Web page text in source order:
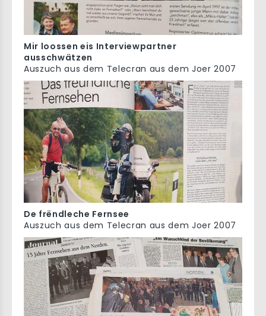
Mir loossen eis Interviewpartner
ausschwätzen
Auszuch aus dem Telecran aus dem Joer 2007
De frëndleche Fernsee
Auszuch aus dem Telecran aus dem Joer 2007